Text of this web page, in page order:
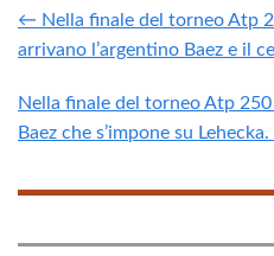
← Nella finale del torneo Atp
arrivano l’argentino Baez e il
Nella finale del torneo Atp
Baez che s’impone su